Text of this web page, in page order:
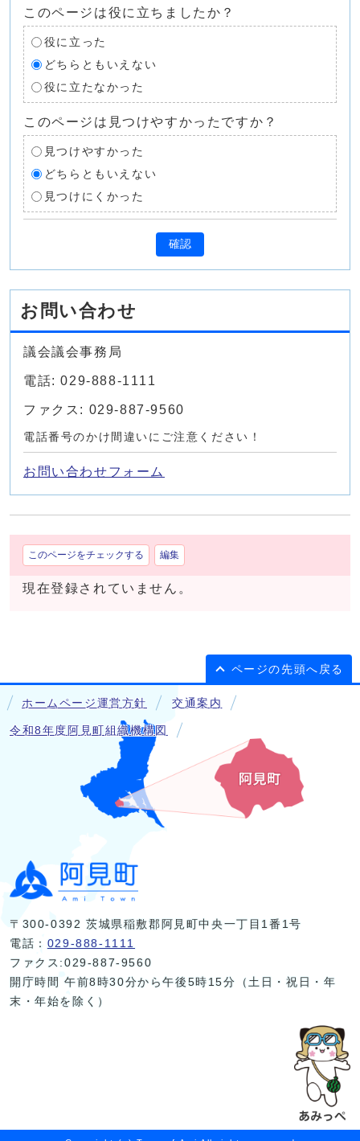
このページは役に立ちましたか？
役に立った
どちらともいえない
役に立たなかった
このページは見つけやすかったですか？
見つけやすかった
どちらともいえない
見つけにくかった
確認
お問い合わせ
議会議会事務局
電話: 029-888-1111
ファクス: 029-887-9560
電話番号のかけ間違いにご注意ください！
お問い合わせフォーム
このページをチェックする 編集
現在登録されていません。
ページの先頭へ戻る
ホームページ運営方針 交通案内
令和8年度阿見町組織機構図
〒300-0392 茨城県稲敷郡阿見町中央一丁目1番1号
電話： 029-888-1111
ファクス:029-887-9560
開庁時間 午前8時30分から午後5時15分（土日・祝日・年
末・年始を除く）